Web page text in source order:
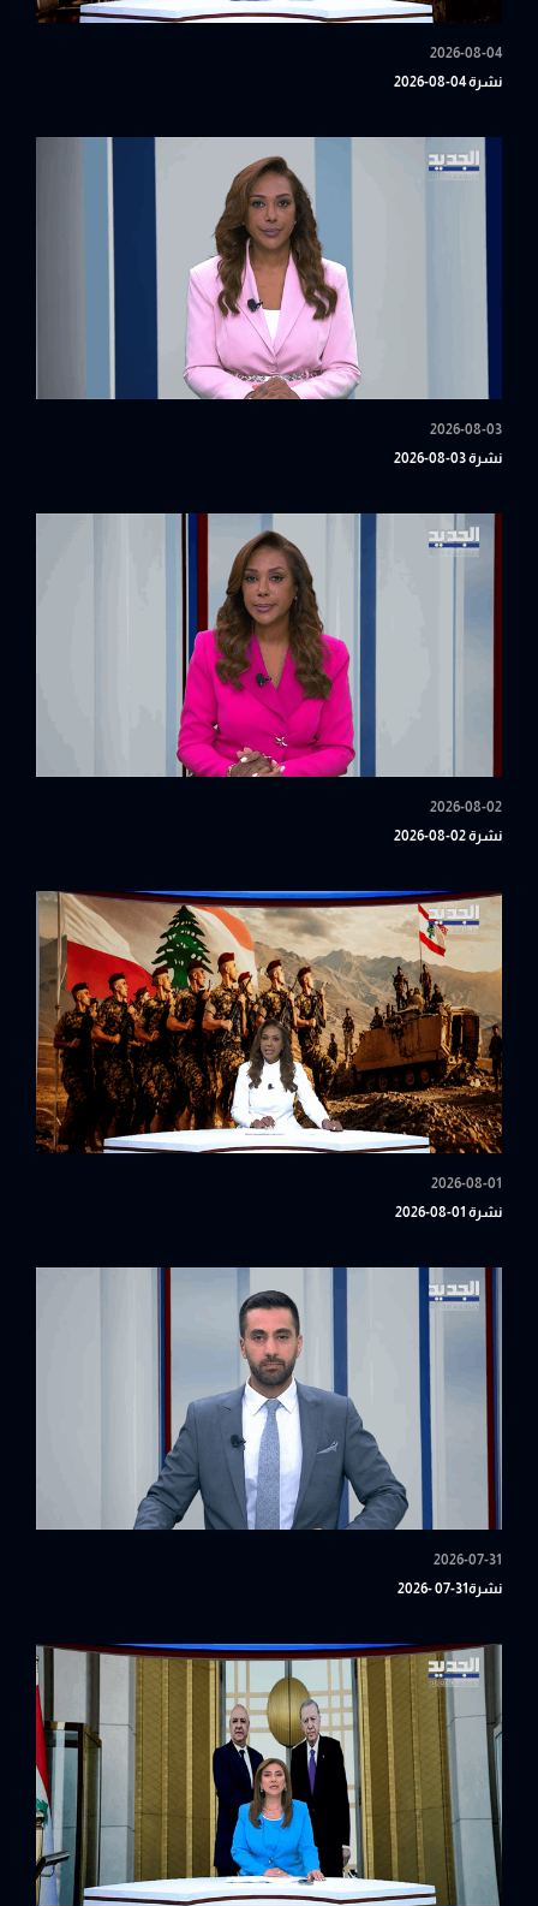
2026-08-04
نشرة 04-08-2026
2026-08-03
نشرة 03-08-2026
2026-08-02
نشرة 02-08-2026
2026-08-01
نشرة 01-08-2026
2026-07-31
نشرة31-07 -2026